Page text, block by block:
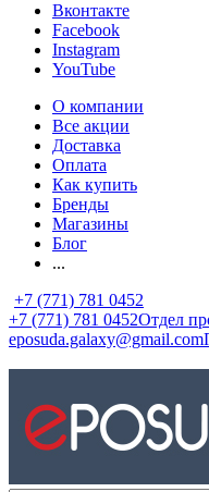
Вконтакте
Facebook
Instagram
YouTube
О компании
Все акции
Доставка
Оплата
Как купить
Бренды
Магазины
Блог
...
+7 (771) 781 0452
+7 (771) 781 0452Отдел
eposuda.galaxy@gmail.com